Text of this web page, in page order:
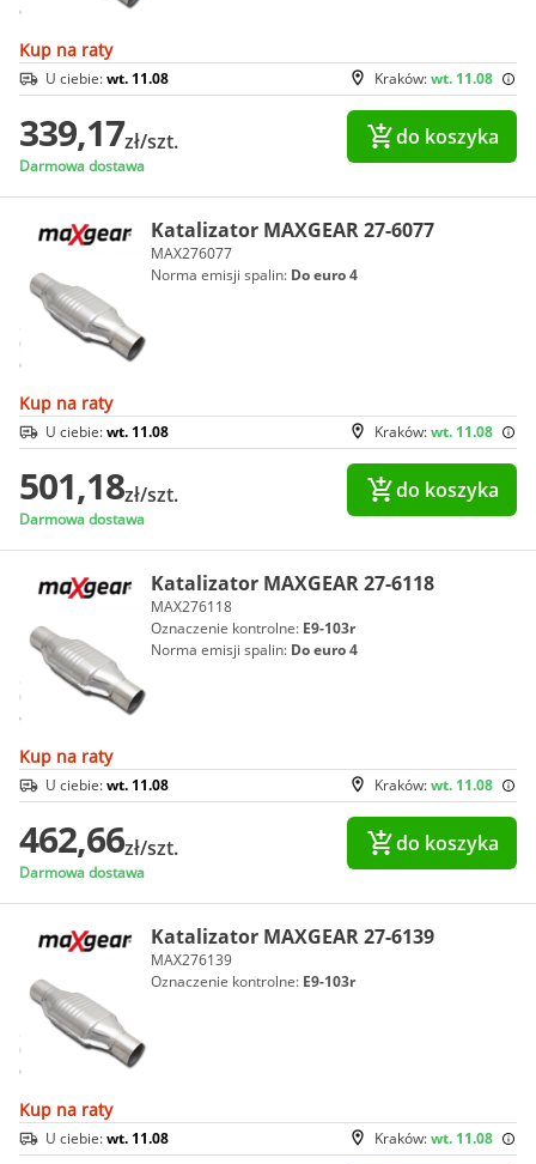
Kup na raty
Kraków:wt. 11.08
U ciebie:wt. 11.08
339,17zł/szt.
Darmowa dostawa
do koszyka
Katalizator MAXGEAR 27-6077
MAX276077
Norma emisji spalin: Do euro 4
Kup na raty
Kraków:wt. 11.08
U ciebie:wt. 11.08
501,18zł/szt.
Darmowa dostawa
do koszyka
Katalizator MAXGEAR 27-6118
MAX276118
Oznaczenie kontrolne: E9-103r
Norma emisji spalin: Do euro 4
Kup na raty
Kraków:wt. 11.08
U ciebie:wt. 11.08
462,66zł/szt.
Darmowa dostawa
do koszyka
Katalizator MAXGEAR 27-6139
MAX276139
Oznaczenie kontrolne: E9-103r
Kup na raty
Kraków:wt. 11.08
U ciebie:wt. 11.08